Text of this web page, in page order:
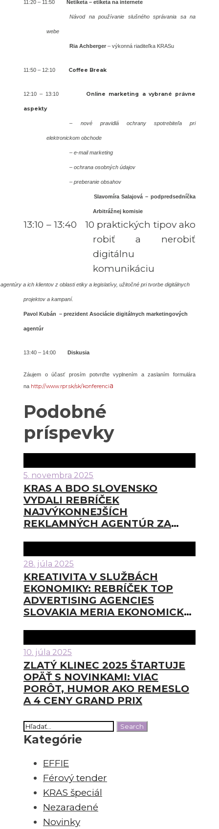
11:20 – 11:50 Netiketa – etiketa na internete
Návod na používanie slušného správania sa na
webe
Ria Achberger – výkonná riaditeľka KRASu
11:50 – 12:10 Coffee Break
12:10 – 13:10 Online marketing a vybrané právne
aspekty
– nové pravidlá ochrany spotrebiteľa pri
elektronickom obchode
– e-mail marketing
– ochrana osobných údajov
– preberanie obsahov
Slavomíra Salajová – podpredsedníčka
Arbitrážnej komisie
13:10 – 13:40 10 praktických tipov ako
robiť a nerobiť
digitálnu
komunikáciu
a ich klientov z oblasti etiky a legislatívy, užitočné pri tvorbe digitálnych
projektov a kampaní.
Pavol Kubán – prezident Asociácie digitálnych marketingových
agentúr
13:40 – 14:00 Diskusia
Záujem o účasť prosím potvrďte vyplnením a zaslaním formulára
na http://www.rpr.sk/sk/konferencia
Podobné
príspevky
5. novembra 2025
KRAS A BDO SLOVENSKO
VYDALI REBRÍČEK
NAJVÝKONNEJŠÍCH
REKLAMNÝCH AGENTÚR ZA
28. júla 2025
KREATIVITA V SLUŽBÁCH
EKONOMIKY: REBRÍČEK TOP
ADVERTISING AGENCIES
SLOVAKIA MERIA EKONOMICKÚ
10. júla 2025
ZLATÝ KLINEC 2025 ŠTARTUJE
OPÄŤ S NOVINKAMI: VIAC
PORÔT, HUMOR AKO REMESLO
A 4 CENY GRAND PRIX
Kategórie
EFFIE
Férový tender
KRAS špeciál
Nezaradené
Novinky